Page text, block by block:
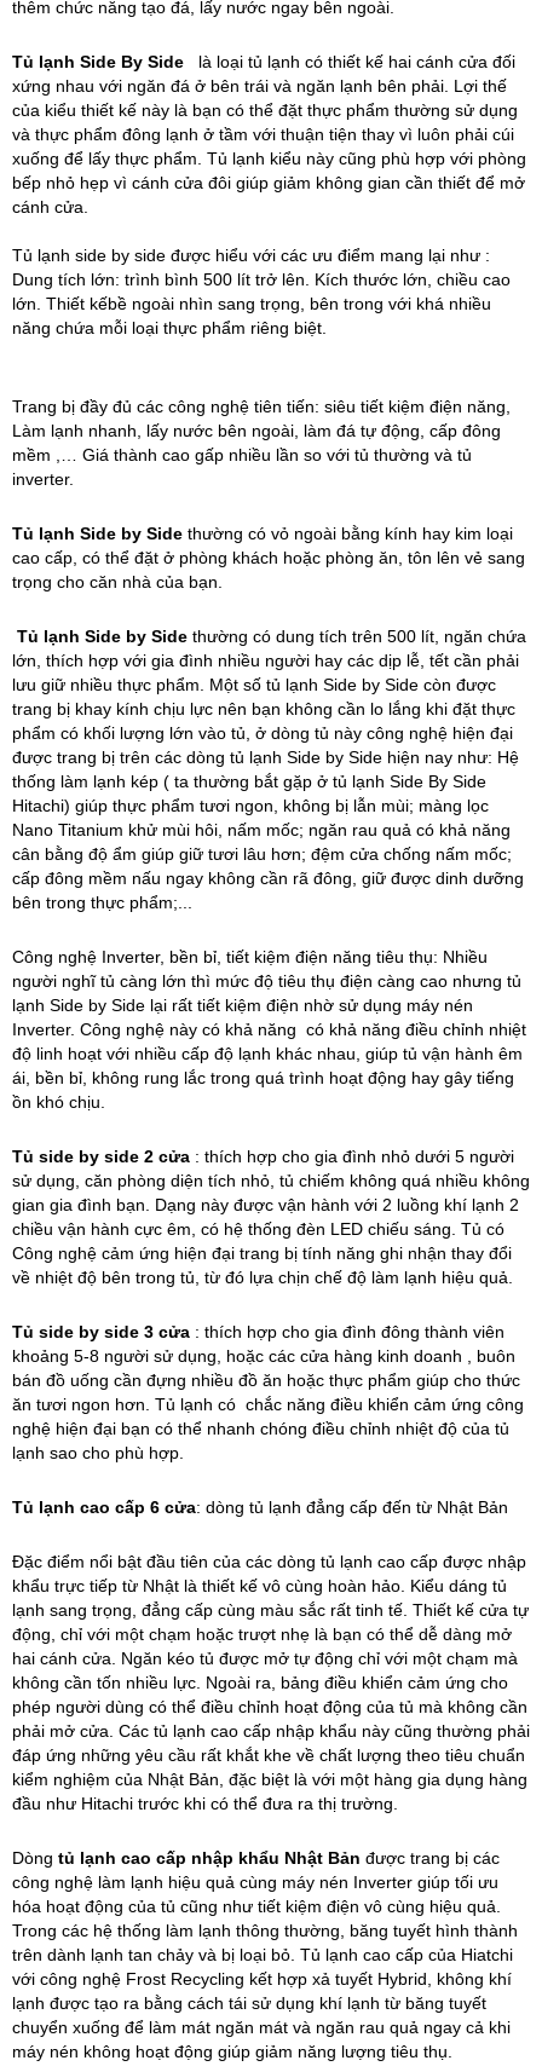
thêm chức năng tạo đá, lấy nước ngay bên ngoài.
Tủ lạnh Side By Side
là loại tủ lạnh có thiết kế hai cánh cửa đối
xứng nhau với ngăn đá ở bên trái và ngăn lạnh bên phải. Lợi thế
của kiểu thiết kế này là bạn có thể đặt thực phẩm thường sử dụng
và thực phẩm đông lạnh ở tầm với thuận tiện thay vì luôn phải cúi
xuống để lấy thực phẩm. Tủ lạnh kiểu này cũng phù hợp với phòng
bếp nhỏ hẹp vì cánh cửa đôi giúp giảm không gian cần thiết để mở
cánh cửa.
Tủ lạnh side by side được hiểu với các ưu điểm mang lại như :
Dung tích lớn: trình bình 500 lít trở lên. Kích thước lớn, chiều cao
lớn. Thiết kếbề ngoài nhìn sang trọng, bên trong với khá nhiều
năng chứa mỗi loại thực phẩm riêng biệt.
Trang bị đầy đủ các công nghệ tiên tiến: siêu tiết kiệm điện năng,
Làm lạnh nhanh, lấy nước bên ngoài, làm đá tự động, cấp đông
mềm ,… Giá thành cao gấp nhiều lần so với tủ thường và tủ
inverter.
Tủ lạnh Side by Side thường có vỏ ngoài bằng kính hay kim loại
cao cấp, có thể đặt ở phòng khách hoặc phòng ăn, tôn lên vẻ sang
trọng cho căn nhà của bạn.
Tủ lạnh Side by Side thường có dung tích trên 500 lít, ngăn chứa
lớn, thích hợp với gia đình nhiều người hay các dịp lễ, tết cần phải
lưu giữ nhiều thực phẩm. Một số tủ lạnh Side by Side còn được
trang bị khay kính chịu lực nên bạn không cần lo lắng khi đặt thực
phẩm có khối lượng lớn vào tủ, ở dòng tủ này công nghệ hiện đại
được trang bị trên các dòng tủ lạnh Side by Side hiện nay như: Hệ
thống làm lạnh kép ( ta thường bắt gặp ở tủ lạnh Side By Side
Hitachi) giúp thực phẩm tươi ngon, không bị lẫn mùi; màng lọc
Nano Titanium khử mùi hôi, nấm mốc; ngăn rau quả có khả năng
cân bằng độ ẩm giúp giữ tươi lâu hơn; đệm cửa chống nấm mốc;
cấp đông mềm nấu ngay không cần rã đông, giữ được dinh dưỡng
bên trong thực phẩm;...
Công nghệ Inverter, bền bỉ, tiết kiệm điện năng tiêu thụ: Nhiều
người nghĩ tủ càng lớn thì mức độ tiêu thụ điện càng cao nhưng tủ
lạnh Side by Side lại rất tiết kiệm điện nhờ sử dụng máy nén
Inverter. Công nghệ này có khả năng có khả năng điều chỉnh nhiệt
độ linh hoạt với nhiều cấp độ lạnh khác nhau, giúp tủ vận hành êm
ái, bền bỉ, không rung lắc trong quá trình hoạt động hay gây tiếng
ồn khó chịu.
Tủ side by side 2 cửa : thích hợp cho gia đình nhỏ dưới 5 người
sử dụng, căn phòng diện tích nhỏ, tủ chiếm không quá nhiều không
gian gia đình bạn. Dạng này được vận hành với 2 luồng khí lạnh 2
chiều vận hành cực êm, có hệ thống đèn LED chiếu sáng. Tủ có
Công nghệ cảm ứng hiện đại trang bị tính năng ghi nhận thay đổi
về nhiệt độ bên trong tủ, từ đó lựa chịn chế độ làm lạnh hiệu quả.
Tủ side by side 3 cửa : thích hợp cho gia đình đông thành viên
khoảng 5-8 người sử dụng, hoặc các cửa hàng kinh doanh , buôn
bán đồ uống cần đựng nhiều đồ ăn hoặc thực phẩm giúp cho thức
ăn tươi ngon hơn. Tủ lạnh có chắc năng điều khiển cảm ứng công
nghệ hiện đại bạn có thể nhanh chóng điều chỉnh nhiệt độ của tủ
lạnh sao cho phù hợp.
Tủ lạnh cao cấp 6 cửa: dòng tủ lạnh đẳng cấp đến từ Nhật Bản
Đặc điểm nổi bật đầu tiên của các dòng tủ lạnh cao cấp được nhập
khẩu trực tiếp từ Nhật là thiết kế vô cùng hoàn hảo. Kiểu dáng tủ
lạnh sang trọng, đẳng cấp cùng màu sắc rất tinh tế. Thiết kế cửa tự
động, chỉ với một chạm hoặc trượt nhẹ là bạn có thể dễ dàng mở
hai cánh cửa. Ngăn kéo tủ được mở tự động chỉ với một chạm mà
không cần tốn nhiều lực. Ngoài ra, bảng điều khiển cảm ứng cho
phép người dùng có thể điều chỉnh hoạt động của tủ mà không cần
phải mở cửa. Các tủ lạnh cao cấp nhập khẩu này cũng thường phải
đáp ứng những yêu cầu rất khắt khe về chất lượng theo tiêu chuẩn
kiểm nghiệm của Nhật Bản, đặc biệt là với một hàng gia dụng hàng
đầu như Hitachi trước khi có thể đưa ra thị trường.
Dòng tủ lạnh cao cấp nhập khẩu Nhật Bản được trang bị các
công nghệ làm lạnh hiệu quả cùng máy nén Inverter giúp tối ưu
hóa hoạt động của tủ cũng như tiết kiệm điện vô cùng hiệu quả.
Trong các hệ thống làm lạnh thông thường, băng tuyết hình thành
trên dành lạnh tan chảy và bị loại bỏ. Tủ lạnh cao cấp của Hiatchi
với công nghệ Frost Recycling kết hợp xả tuyết Hybrid, không khí
lạnh được tạo ra bằng cách tái sử dụng khí lạnh từ băng tuyết
chuyển xuống để làm mát ngăn mát và ngăn rau quả ngay cả khi
máy nén không hoạt động giúp giảm năng lượng tiêu thụ.